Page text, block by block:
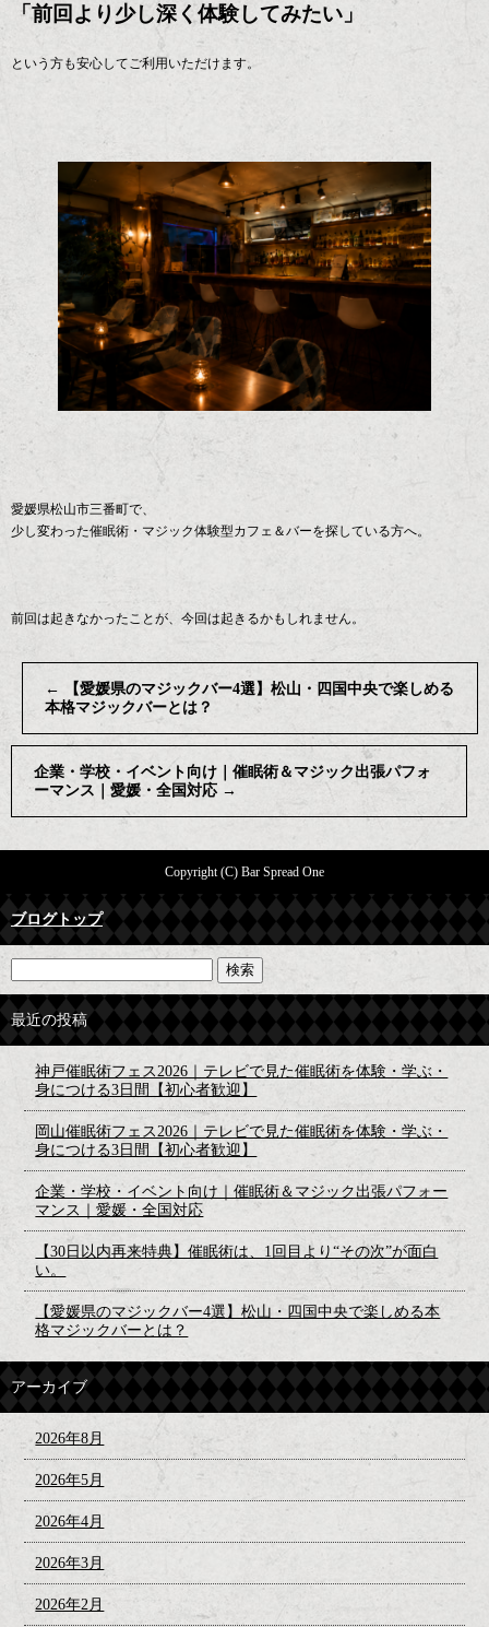
「前回より少し深く体験してみたい」
という方も安心してご利用いただけます。
愛媛県松山市三番町で、
少し変わった催眠術・マジック体験型カフェ＆バーを探している方へ。
前回は起きなかったことが、今回は起きるかもしれません。
←
【愛媛県のマジックバー4選】松山・四国中央で楽しめる
本格マジックバーとは？
企業・学校・イベント向け｜催眠術＆マジック出張パフォ
ーマンス｜愛媛・全国対応 →
Copyright (C) Bar Spread One
ブログトップ
最近の投稿
神戸催眠術フェス2026｜テレビで見た催眠術を体験・学ぶ・
身につける3日間【初心者歓迎】
岡山催眠術フェス2026｜テレビで見た催眠術を体験・学ぶ・
身につける3日間【初心者歓迎】
企業・学校・イベント向け｜催眠術＆マジック出張パフォー
マンス｜愛媛・全国対応
【30日以内再来特典】催眠術は、1回目より“その次”が面白
い。
【愛媛県のマジックバー4選】松山・四国中央で楽しめる本
格マジックバーとは？
アーカイブ
2026年8月
2026年5月
2026年4月
2026年3月
2026年2月